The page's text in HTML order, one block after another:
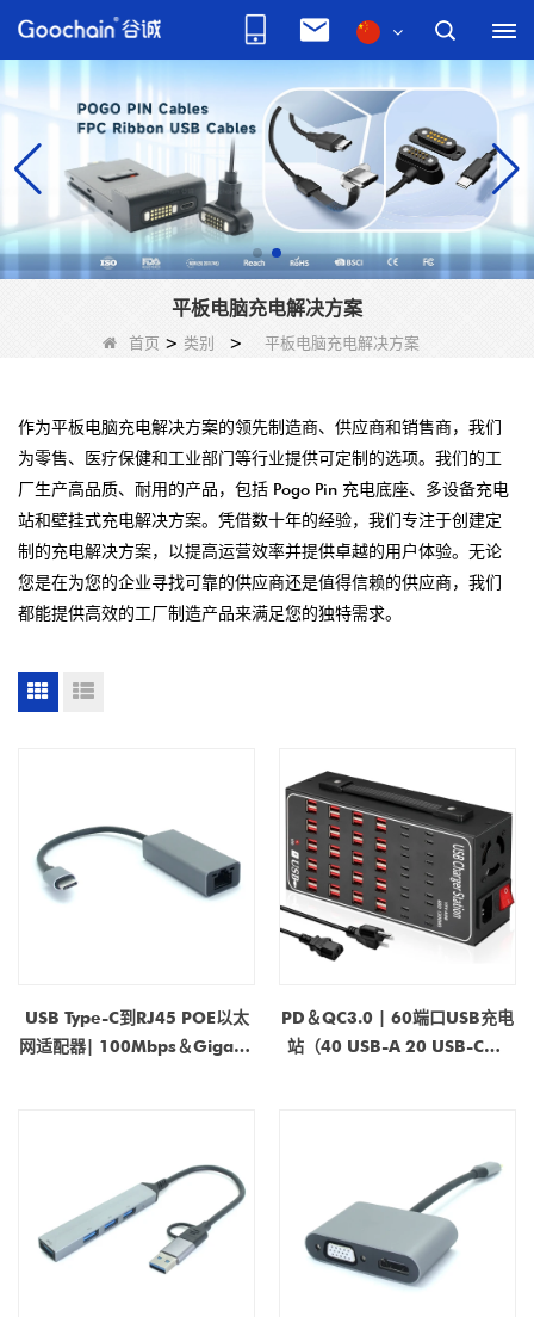
平板电脑充电解决方案
首页 > 类别 > 平板电脑充电解决方案
作为平板电脑充电解决方案的领先制造商、供应商和销售商，我们
为零售、医疗保健和工业部门等行业提供可定制的选项。我们的工
厂生产高品质、耐用的产品，包括 Pogo Pin 充电底座、多设备充电
站和壁挂式充电解决方案。凭借数十年的经验，我们专注于创建定
制的充电解决方案，以提高运营效率并提供卓越的用户体验。无论
您是在为您的企业寻找可靠的供应商还是值得信赖的供应商，我们
都能提供高效的工厂制造产品来满足您的独特需求。
USB Type-C到RJ45 POE以太
网适配器| 100Mbps＆Gigabit
PD＆QC3.0 | 60端口USB充电
站（40 USB-A 20 USB-C）|